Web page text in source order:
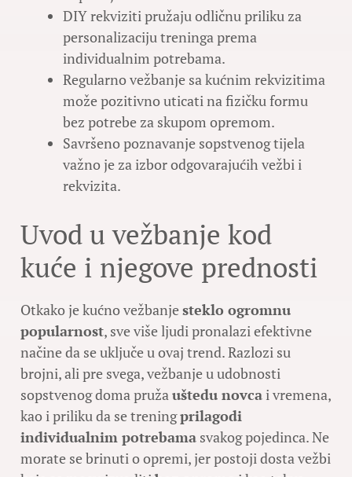
DIY rekviziti pružaju odličnu priliku za
personalizaciju treninga prema
individualnim potrebama.
Regularno vežbanje sa kućnim rekvizitima
može pozitivno uticati na fizičku formu
bez potrebe za skupom opremom.
Savršeno poznavanje sopstvenog tijela
važno je za izbor odgovarajućih vežbi i
rekvizita.
Uvod u vežbanje kod
kuće i njegove prednosti
Otkako je kućno vežbanjesteklo ogromnu
popularnost, sve više ljudi pronalazi efektivne
načine da se uključe u ovaj trend. Razlozi su
brojni, ali pre svega, vežbanje u udobnosti
sopstvenog doma pružauštedu novcai vremena,
kao i priliku da se treningprilagodi
individualnim potrebamasvakog pojedinca. Ne
morate se brinuti o opremi, jer postoji dosta vežbi